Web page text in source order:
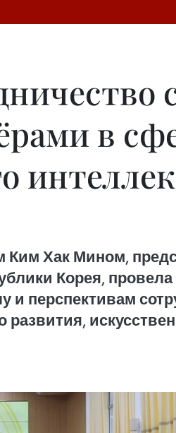
в
Хак Мином,
Корея,
перспективам